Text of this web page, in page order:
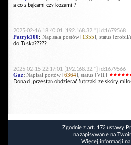
a co z bąkami czy kozami ?
2025-02-16 18:40:01 [192.168.32.*] id:1679568
Patryk100: Napisała postów [1355], status [zrobił/
do Tuska?????
2025-02-15 22:17:01 [192.168.32.*] id:1679566
Gaz: Napisał postów [6364], status [VIP]
Donald ,przestań obdzierać futrzaki ze
Zgodnie z art. 173 ustawy
na zapisywanie na
Więcej informacji